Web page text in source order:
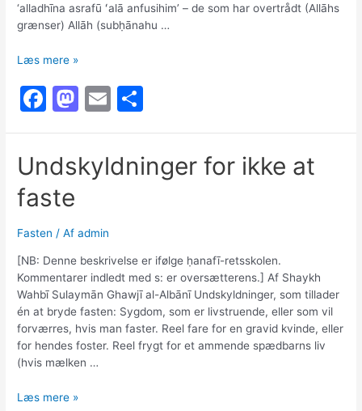
‘alladhīna asrafū ʻalā anfusihim’ – de som har overtrådt (Allāhs
grænser) Allāh (subḥānahu …
Rækkevidden
Allāhs
barmhjertighed
Læs mere »
F
a
c
e
b
o
o
k
M
a
st
o
o
n
E
m
ai
l
h
ar
e
Undskyldninger for ikke at
faste
Fasten / Afadmin
[NB: Denne beskrivelse er ifølge ḥanafī-retsskolen.
Kommentarer indledt med s: er oversætterens.] Af Shaykh
Wahbī Sulaymān Ghawjī al-Albānī Undskyldninger, som tillader
én at bryde fasten: Sygdom, som er livstruende, eller som vil
forværres, hvis man faster. Reel fare for en gravid kvinde, eller
for hendes foster. Reel frygt for et ammende spædbarns liv
(hvis mælken …
Undskyldninger
Læs mere »